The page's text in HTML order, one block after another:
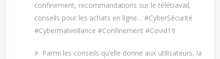
confinement, recommandations sur le télétravail,
conseils pour les achats en ligne… #CyberSécurité
#Cybermalveillance #Confinement #Covid19
Parmi les conseils qu’elle donne aux utilisateurs, la